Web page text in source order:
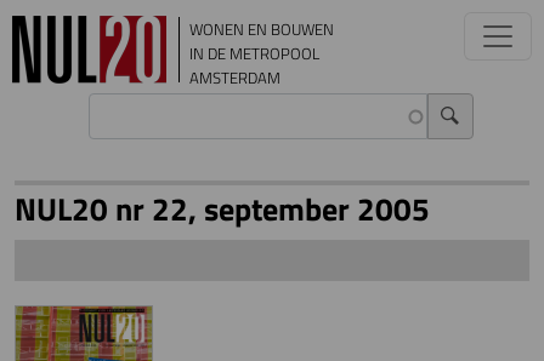
Overslaan en naar de inhoud gaan
WONEN EN BOUWEN
IN DE METROPOOL
AMSTERDAM
NUL20 nr 22, september 2005